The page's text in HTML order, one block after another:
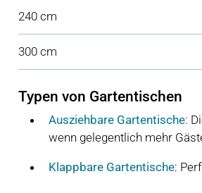
240 cm
300 cm
Typen von Gartentischen
Ausziehbare Gartentische:
wenn gelegentlich mehr
Klappbare Gartentische: